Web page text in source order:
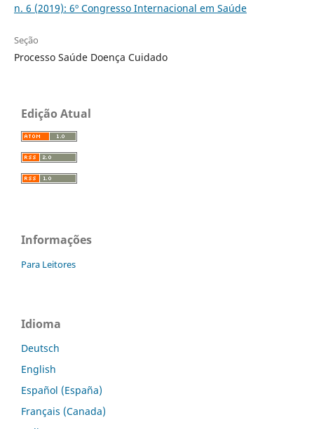
n. 6 (2019): 6º Congresso Internacional em Saúde
Seção
Processo Saúde Doença Cuidado
Edição Atual
Informações
Para Leitores
Idioma
Deutsch
English
Español (España)
Français (Canada)